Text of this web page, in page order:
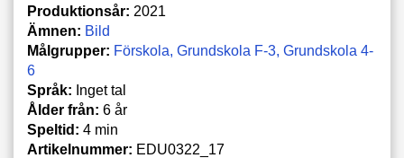
Produktionsår: 2021
Ämnen: Bild
Målgrupper: Förskola Grundskola F-3 Grundskola 4-
6
Språk: Inget tal
Ålder från: 6 år
Speltid: 4 min
Artikelnummer: EDU0322_17